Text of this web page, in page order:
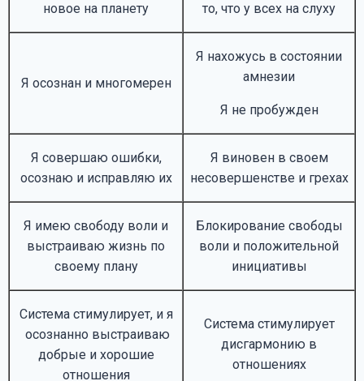
новое на планету
то, что у всех на слуху
Я осознан и многомерен
Я нахожусь в состоянии
амнезии
Я не пробужден
Я совершаю ошибки,
осознаю и исправляю их
Я виновен в своем
несовершенстве и грехах
Я имею свободу воли и
выстраиваю жизнь по
своему плану
Блокирование свободы
воли и положительной
инициативы
Система стимулирует, и я
осознанно выстраиваю
добрые и хорошие
отношения
Система стимулирует
дисгармонию в
отношениях